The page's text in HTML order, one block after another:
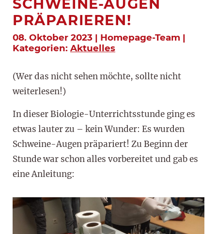
SCHWEINE-AUGEN
PRÄPARIEREN!
08. Oktober 2023 | Homepage-Team |
Kategorien: Aktuelles
(Wer das nicht sehen möchte, sollte nicht
weiterlesen!)
In dieser Biologie-Unterrichtsstunde ging es
etwas lauter zu – kein Wunder: Es wurden
Schweine-Augen präpariert! Zu Beginn der
Stunde war schon alles vorbereitet und gab es
eine Anleitung: